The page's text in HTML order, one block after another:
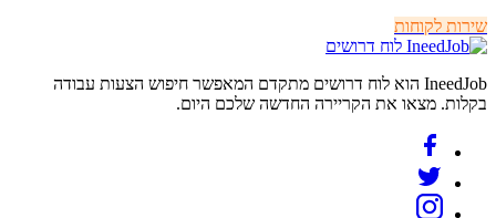
שירות לקוחות
לוח דרושים
IneedJob הוא לוח דרושים מתקדם המאפשר חיפוש הצעות עבודה
בקלות. מצאו את הקריירה החדשה שלכם היום.